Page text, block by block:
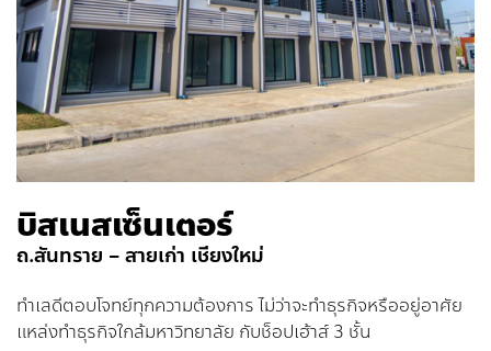
บิสเนสเซ็นเตอร์
ถ.สันทราย – สายเก่า เชียงใหม่
ทำเลดีตอบโจทย์ทุกความต้องการ ไม่ว่าจะทำธุรกิจหรืออยู่อาศัย
แหล่งทำธุรกิจใกล้มหาวิทยาลัย กับช็อปเฮ้าส์ 3 ชั้น